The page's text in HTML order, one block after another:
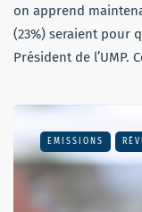
on apprend
(23%) seraient pour
Président de l’UMP.
EMISSIONS